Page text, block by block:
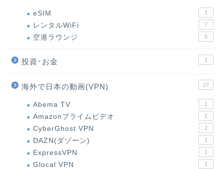
eSIM 1
レンタルWiFi 7
空港ラウンジ 5
投資･お金 1
海外で日本の動画(VPN) 27
Abema TV 1
Amazonプライムビデオ 1
CyberGhost VPN 2
DAZN(ダゾーン) 1
ExpressVPN 1
Glocal VPN 1